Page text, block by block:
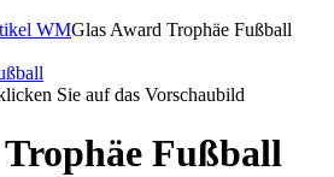
WMGlas Award Trophäe Fußball
Sie auf das Vorschaubild
Fußball